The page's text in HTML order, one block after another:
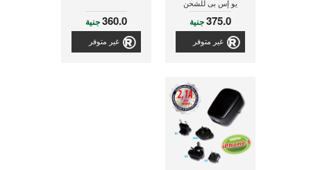
يو إس بى للشحن
375.0جنية
غير متوفر
360.0جنية
غير متوفر